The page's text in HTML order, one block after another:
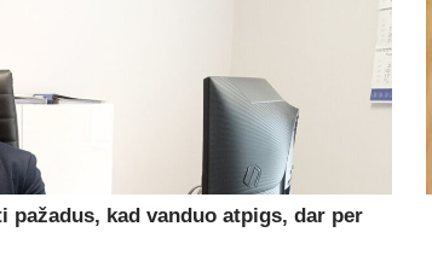
pažadus, kad vanduo atpigs, dar per